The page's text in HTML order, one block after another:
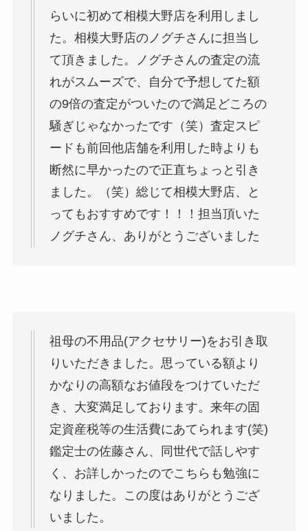
らいに初めて相模大野店を利用しまし
た。相模大野店のノグチさんに担当し
て頂きました。ノグチさんの査定の流
れがスムーズで、自分で予想してた額
の9倍の査定がついたので満足どころの
騒ぎじゃなかったです（笑）査定スピ
ードも前回他店舗を利用した時よりも
断然に早かったので正直ちょっと引き
ました。（笑）総じて相模大野店、と
ってもおすすめです！！！担当頂いた
ノグチさん、ありがとうございました
祖母の不用品(アクセサリー)をお引き取
りいただきました。思っている額より
かなりの高額なお値段をつけていただ
き、大変満足しております。来年の固
定資産税等の生活費にあてられます(笑)
鑑定士の佐藤さん、同世代で話しやす
く、お詳しかったのでこちらも勉強に
なりました。この度はありがとうござ
いました。